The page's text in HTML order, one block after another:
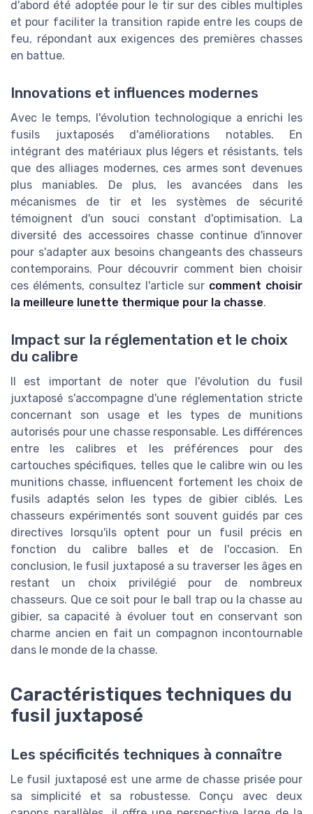
d'abord été adoptée pour le tir sur des cibles multiples
et pour faciliter la transition rapide entre les coups de
feu, répondant aux exigences des premières chasses
en battue.
Innovations et influences modernes
Avec le temps, l'évolution technologique a enrichi les
fusils juxtaposés d'améliorations notables. En
intégrant des matériaux plus légers et résistants, tels
que des alliages modernes, ces armes sont devenues
plus maniables. De plus, les avancées dans les
mécanismes de tir et les systèmes de sécurité
témoignent d'un souci constant d'optimisation. La
diversité des accessoires chasse continue d'innover
pour s'adapter aux besoins changeants des chasseurs
contemporains. Pour découvrir comment bien choisir
ces éléments, consultez l'article sur comment choisir
la meilleure lunette thermique pour la chasse.
Impact sur la réglementation et le choix
du calibre
Il est important de noter que l'évolution du fusil
juxtaposé s'accompagne d'une réglementation stricte
concernant son usage et les types de munitions
autorisés pour une chasse responsable. Les différences
entre les calibres et les préférences pour des
cartouches spécifiques, telles que le calibre win ou les
munitions chasse, influencent fortement les choix de
fusils adaptés selon les types de gibier ciblés. Les
chasseurs expérimentés sont souvent guidés par ces
directives lorsqu'ils optent pour un fusil précis en
fonction du calibre balles et de l'occasion. En
conclusion, le fusil juxtaposé a su traverser les âges en
restant un choix privilégié pour de nombreux
chasseurs. Que ce soit pour le ball trap ou la chasse au
gibier, sa capacité à évoluer tout en conservant son
charme ancien en fait un compagnon incontournable
dans le monde de la chasse.
Caractéristiques techniques du
fusil juxtaposé
Les spécificités techniques à connaître
Le fusil juxtaposé est une arme de chasse prisée pour
sa simplicité et sa robustesse. Conçu avec deux